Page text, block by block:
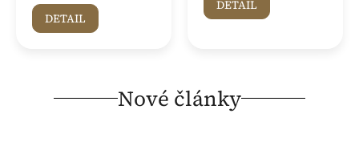
cena:
DETAIL
5
DETAIL
Nové články